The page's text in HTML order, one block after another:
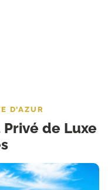
D’AZUR
de Luxe